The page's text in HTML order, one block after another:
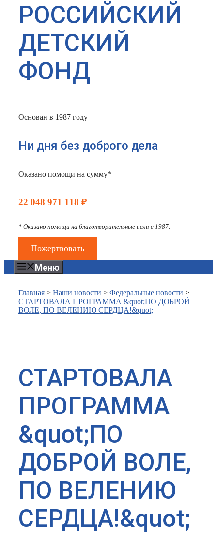
РОССИЙСКИЙ
ДЕТСКИЙ
ФОНД
Основан в 1987 году
Ни дня без доброго дела
Оказано помощи на сумму*
22 048 971 118 ₽
* Оказано помощи на благотворительные цели с 1987.
Пожертвовать
Меню
Главная > Наши новости > Федеральные новости >
СТАРТОВАЛА ПРОГРАММА &quot;ПО ДОБРОЙ
ВОЛЕ, ПО ВЕЛЕНИЮ СЕРДЦА!&quot;
СТАРТОВАЛА
ПРОГРАММА
&quot;ПО
ДОБРОЙ ВОЛЕ,
ПО ВЕЛЕНИЮ
СЕРДЦА!&quot;